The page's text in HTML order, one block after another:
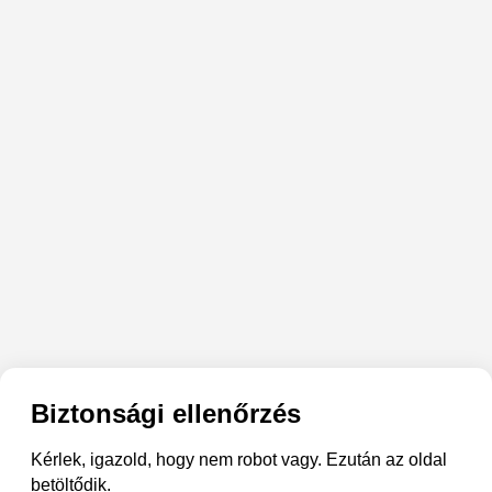
Biztonsági ellenőrzés
Kérlek, igazold, hogy nem robot vagy. Ezután az oldal
betöltődik.